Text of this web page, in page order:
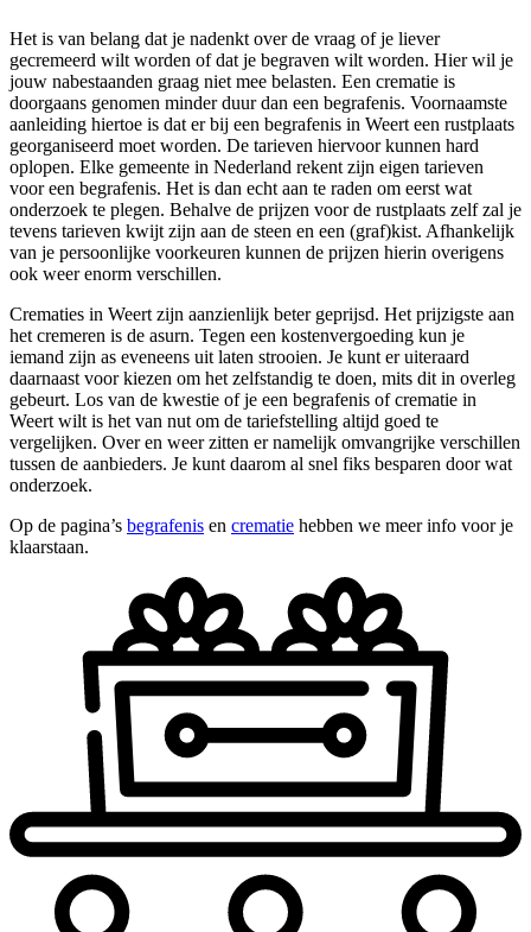
Het is van belang dat je nadenkt over de vraag of je liever
gecremeerd wilt worden of dat je begraven wilt worden. Hier wil je
jouw nabestaanden graag niet mee belasten. Een crematie is
doorgaans genomen minder duur dan een begrafenis. Voornaamste
aanleiding hiertoe is dat er bij een begrafenis in Weert een rustplaats
georganiseerd moet worden. De tarieven hiervoor kunnen hard
oplopen. Elke gemeente in Nederland rekent zijn eigen tarieven
voor een begrafenis. Het is dan echt aan te raden om eerst wat
onderzoek te plegen. Behalve de prijzen voor de rustplaats zelf zal je
tevens tarieven kwijt zijn aan de steen en een (graf)kist. Afhankelijk
van je persoonlijke voorkeuren kunnen de prijzen hierin overigens
ook weer enorm verschillen.
Crematies in Weert zijn aanzienlijk beter geprijsd. Het prijzigste aan
het cremeren is de asurn. Tegen een kostenvergoeding kun je
iemand zijn as eveneens uit laten strooien. Je kunt er uiteraard
daarnaast voor kiezen om het zelfstandig te doen, mits dit in overleg
gebeurt. Los van de kwestie of je een begrafenis of crematie in
Weert wilt is het van nut om de tariefstelling altijd goed te
vergelijken. Over en weer zitten er namelijk omvangrijke verschillen
tussen de aanbieders. Je kunt daarom al snel fiks besparen door wat
onderzoek.
Op de pagina’s begrafenis en crematie hebben we meer info voor je
klaarstaan.